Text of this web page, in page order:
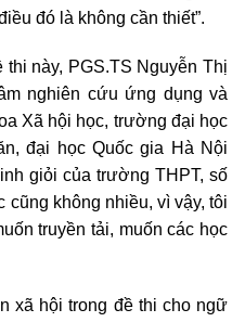
đó là không cần thiết”.
này, PGS.TS Nguyễn Thị
nghiên cứu ứng dụng và
Xã hội học, trường đại học
đại học Quốc gia Hà Nội
giỏi của trường THPT, số
cũng không nhiều, vì vậy, tôi
truyền tải, muốn các học
xã hội trong đề thi cho ngữ